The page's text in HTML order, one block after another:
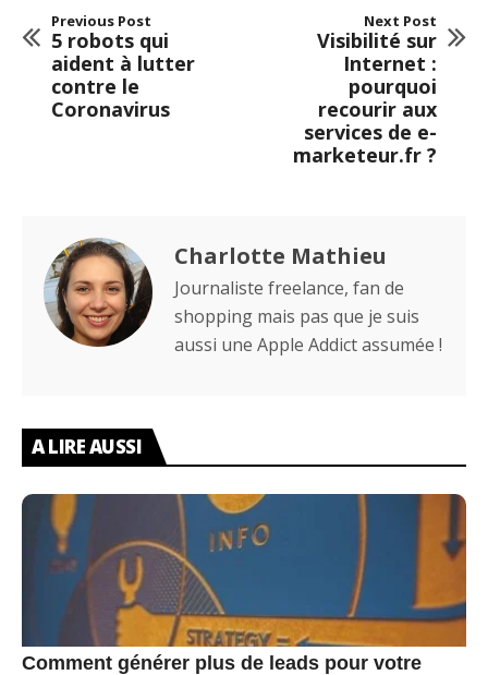
Previous Post
5 robots qui
aident à lutter
contre le
Coronavirus
Next Post
Visibilité sur
Internet :
pourquoi
recourir aux
services de e-
marketeur.fr ?
Charlotte Mathieu
Journaliste freelance, fan de
shopping mais pas que je suis
aussi une Apple Addict assumée !
A LIRE AUSSI
Comment générer plus de leads pour votre